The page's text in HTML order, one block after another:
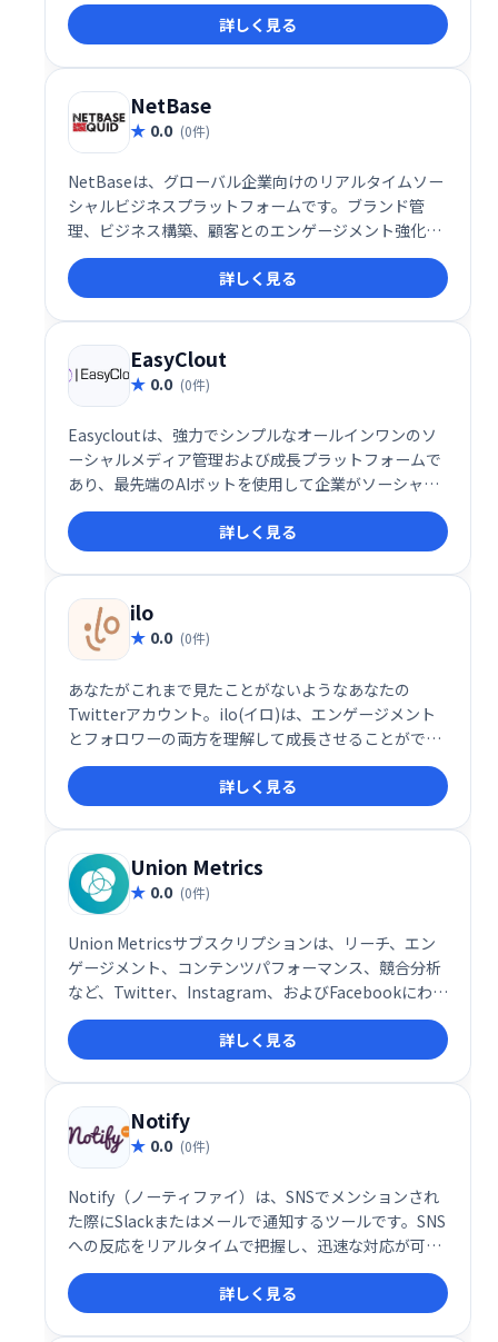
詳しく見る
NetBase
0.0 (0件)
NetBaseは、グローバル企業向けのリアルタイムソー
シャルビジネスプラットフォームです。ブランド管
理、ビジネス構築、顧客とのエンゲージメント強化を
支援します。ソーシャルメディアの情報を活用し、迅
速な意思決定と効果的な戦略立案を可能にします。競
合分析や市場トレンドの把握にも役立ち、ビジネス成
長を加速させます。
詳しく見る
EasyClout
0.0 (0件)
Easycloutは、強力でシンプルなオールインワンのソ
ーシャルメディア管理および成長プラットフォームで
あり、最先端のAIボットを使用して企業がソーシャル
メディアマーケティングのコストを削減するのに役立
ちます。時間を節約し、生産性を高め、より良いビジ
ネス結果を達成します。
詳しく見る
ilo
0.0 (0件)
あなたがこれまで見たことがないようなあなたの
Twitterアカウント。ilo(イロ)は、エンゲージメント
とフォロワーの両方を理解して成長させることができ
るように、有用なメトリックを表示します。
詳しく見る
Union Metrics
0.0 (0件)
Union Metricsサブスクリプションは、リーチ、エン
ゲージメント、コンテンツパフォーマンス、競合分析
など、Twitter、Instagram、およびFacebookにわた
るソーシャル投稿に関する詳細な分析を提供します。
あなたにとって重要なすべてのトピックとプロファイ
ルを監視します。月額わずか29ドルから！
詳しく見る
Notify
0.0 (0件)
Notify（ノーティファイ）は、SNSでメンションされ
た際にSlackまたはメールで通知するツールです。SNS
への反応をリアルタイムで把握し、迅速な対応が可能
になります。SNSマーケティングの効率化に役立ち、
見逃すことなく顧客とのエンゲージメントを高めま
す。
詳しく見る